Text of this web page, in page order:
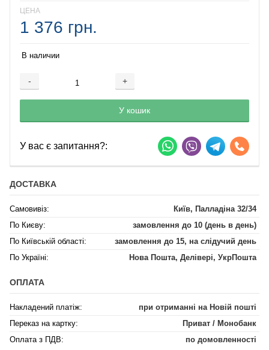
ЦЕНА
1 376 грн.
В наличии
- +
Добавляется...
У кошик
Добавлен
У вас є запитання?:
ДОСТАВКА
Самовивіз:
Київ, Палладіна 32/34
По Києву:
замовлення до 10 (день в день)
По Київській області:
замовлення до 15, на слідучий день
По Україні:
Нова Пошта, Делівері, УкрПошта
ОПЛАТА
Накладений платіж:
при отриманні на Новій пошті
Переказ на картку:
Приват / Монобанк
Оплата з ПДВ:
по домовленності